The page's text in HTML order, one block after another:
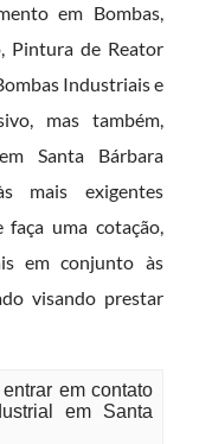
em Bombas,
Pintura de Reator
Industriais e
mas também,
Santa Bárbara
mais exigentes
uma cotação,
em conjunto às
visando prestar
em contato
em Santa